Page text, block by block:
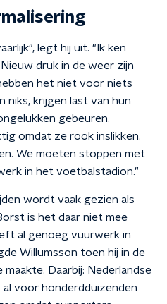
legt hij uit. "Ik ken
druk in de weer zijn
het niet voor niets
niks, krijgen last van hun
gebeuren.
omdat ze rook inslikken.
We moeten stoppen met
in het voetbalstadion."
wordt vaak gezien als
is het daar niet mee
al genoeg vuurwerk in
Willumsson toen hij in de
Daarbij: Nederlandse
al voor honderdduizenden